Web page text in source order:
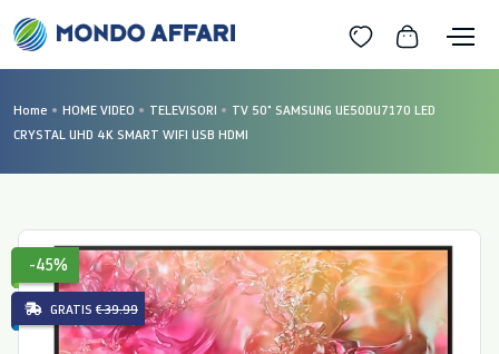
Home HOME VIDEO TELEVISORI
TV 50" SAMSUNG UE50DU7170 LED
CRYSTAL UHD 4K SMART WIFI USB HDMI
-45%
GRATIS € 39.99